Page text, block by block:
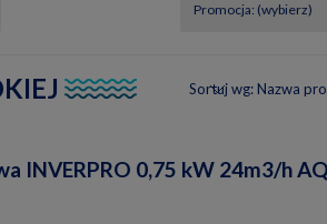
Promocja: (wybierz)
Sortuj wg:Nazwa
INVERPRO 0,75 kW 24m3/h